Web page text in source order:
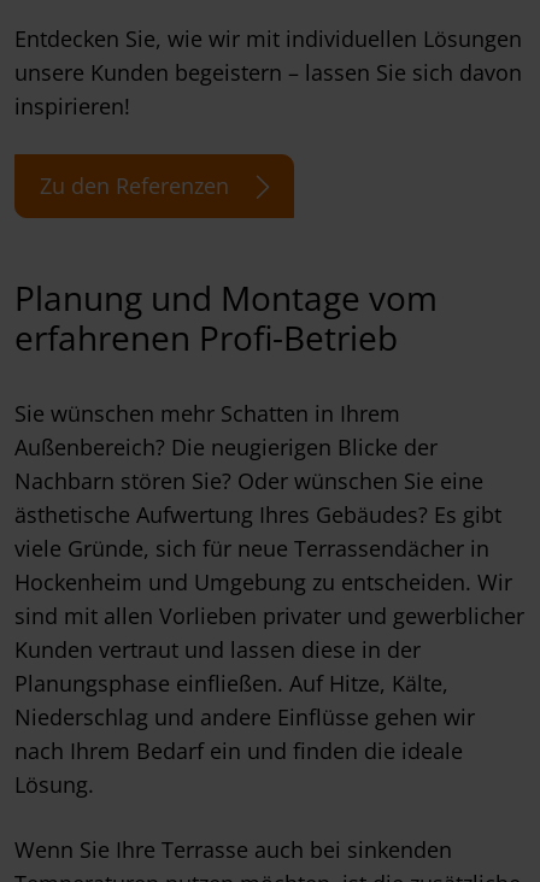
Entdecken Sie, wie wir mit individuellen Lösungen
unsere Kunden begeistern – lassen Sie sich davon
inspirieren!
Zu den Referenzen
Planung und Montage vom
erfahrenen Profi-Betrieb
Sie wünschen mehr Schatten in Ihrem
Außenbereich? Die neugierigen Blicke der
Nachbarn stören Sie? Oder wünschen Sie eine
ästhetische Aufwertung Ihres Gebäudes? Es gibt
viele Gründe, sich für neue Terrassendächer in
Hockenheim und Umgebung zu entscheiden. Wir
sind mit allen Vorlieben privater und gewerblicher
Kunden vertraut und lassen diese in der
Planungsphase einfließen. Auf Hitze, Kälte,
Niederschlag und andere Einflüsse gehen wir
nach Ihrem Bedarf ein und finden die ideale
Lösung.
Wenn Sie Ihre Terrasse auch bei sinkenden